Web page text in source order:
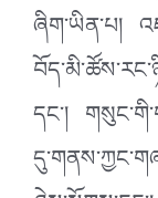
ཞིག་ཡིན་པ།
དང་།